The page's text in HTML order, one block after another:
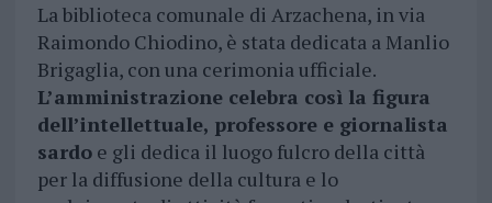
La biblioteca comunale di Arzachena, in via
Raimondo Chiodino, è stata dedicata a Manlio
Brigaglia, con una cerimonia ufficiale.
L’amministrazione celebra così la figura
dell’intellettuale, professore e giornalista
sardoe gli dedica il luogo fulcro della città
per la diffusione della cultura e lo